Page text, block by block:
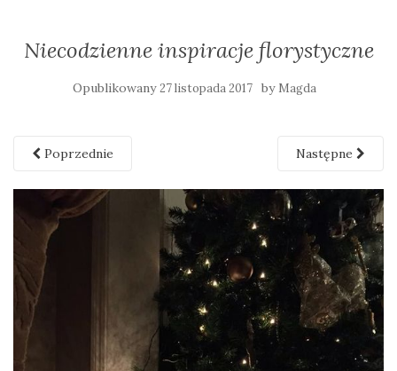
Niecodzienne inspiracje florystyczne
Opublikowany27 listopada 2017 by Magda
Poprzednie Następne